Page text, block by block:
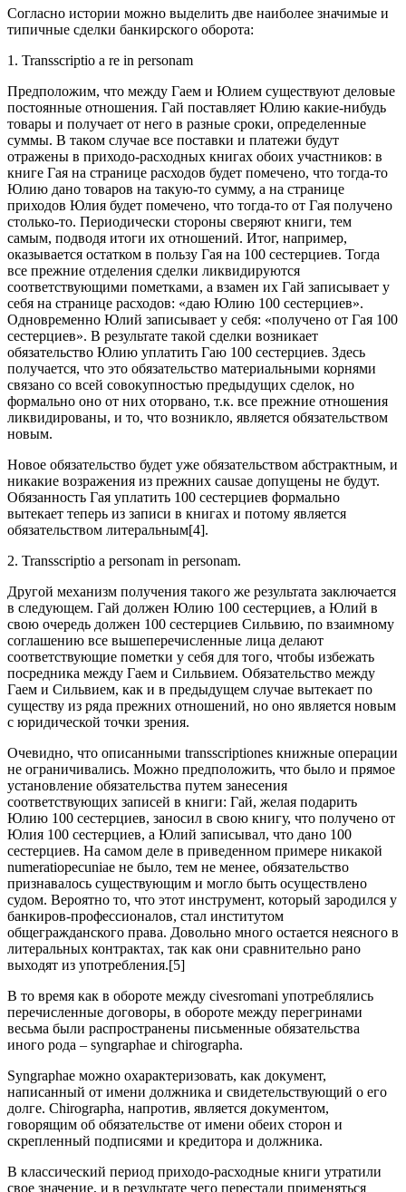
Согласно истории можно выделить две наиболее значимые и
типичные сделки банкирского оборота:
1. Transscriptio a re in personam
Предположим, что между Гаем и Юлием существуют деловые
постоянные отношения. Гай поставляет Юлию какие-нибудь
товары и получает от него в разные сроки, определенные
суммы. В таком случае все поставки и платежи будут
отражены в приходо-расходных книгах обоих участников: в
книге Гая на странице расходов будет помечено, что тогда-то
Юлию дано товаров на такую-то сумму, а на странице
приходов Юлия будет помечено, что тогда-то от Гая получено
столько-то. Периодически стороны сверяют книги, тем
самым, подводя итоги их отношений. Итог, например,
оказывается остатком в пользу Гая на 100 сестерциев. Тогда
все прежние отделения сделки ликвидируются
соответствующими пометками, а взамен их Гай записывает у
себя на странице расходов: «даю Юлию 100 сестерциев».
Одновременно Юлий записывает у себя: «получено от Гая 100
сестерциев». В результате такой сделки возникает
обязательство Юлию уплатить Гаю 100 сестерциев. Здесь
получается, что это обязательство материальными корнями
связано со всей совокупностью предыдущих сделок, но
формально оно от них оторвано, т.к. все прежние отношения
ликвидированы, и то, что возникло, является обязательством
новым.
Новое обязательство будет уже обязательством абстрактным, и
никакие возражения из прежних causae допущены не будут.
Обязанность Гая уплатить 100 сестерциев формально
вытекает теперь из записи в книгах и потому является
обязательством литеральным[4].
2. Transscriptio a personam in personam.
Другой механизм получения такого же результата заключается
в следующем. Гай должен Юлию 100 сестерциев, а Юлий в
свою очередь должен 100 сестерциев Сильвию, по взаимному
соглашению все вышеперечисленные лица делают
соответствующие пометки у себя для того, чтобы избежать
посредника между Гаем и Сильвием. Обязательство между
Гаем и Сильвием, как и в предыдущем случае вытекает по
существу из ряда прежних отношений, но оно является новым
с юридической точки зрения.
Очевидно, что описанными transscriptiones книжные операции
не ограничивались. Можно предположить, что было и прямое
установление обязательства путем занесения
соответствующих записей в книги: Гай, желая подарить
Юлию 100 сестерциев, заносил в свою книгу, что получено от
Юлия 100 сестерциев, а Юлий записывал, что дано 100
сестерциев. На самом деле в приведенном примере никакой
numeratiopecuniae не было, тем не менее, обязательство
признавалось существующим и могло быть осуществлено
судом. Вероятно то, что этот инструмент, который зародился у
банкиров-профессионалов, стал институтом
общегражданского права. Довольно много остается неясного в
литеральных контрактах, так как они сравнительно рано
выходят из употребления.[5]
В то время как в обороте между civesromani употреблялись
перечисленные договоры, в обороте между перегринами
весьма были распространены письменные обязательства
иного рода – syngraphae и chirographa.
Syngraphae можно охарактеризовать, как документ,
написанный от имени должника и свидетельствующий о его
долге. Chirographa, напротив, является документом,
говорящим об обязательстве от имени обеих сторон и
скрепленный подписями и кредитора и должника.
В классический период приходо-расходные книги утратили
свое значение, и в результате чего перестали применяться